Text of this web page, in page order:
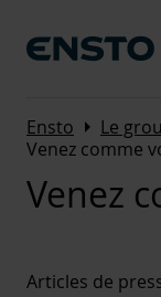
Ensto Arrow_right Le
Venez comme
Venez
Articles de